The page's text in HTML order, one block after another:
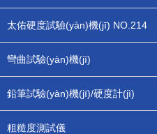
太佑硬度試驗(yàn)機(jī) NO.214
彎曲試驗(yàn)機(jī)
鉛筆試驗(yàn)機(jī)/硬度計(jì)
粗糙度測試儀